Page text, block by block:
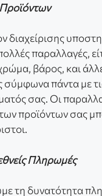
διαχείρισης
παραλλαγές,
βάρος, και
πάντα με
σας. Οι
προϊόντων σας
Πληρωμές
τη δυνατότητα